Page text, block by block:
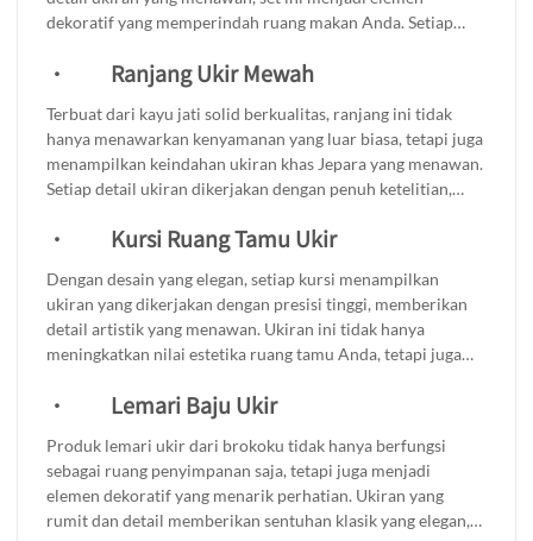
dekoratif yang memperindah ruang makan Anda. Setiap
yang berkelas, menciptakan atmosfer yang hangat dan
digunakan saat berkumpul dengan keluarga atau teman,
tetapi juga memberikan sentuhan artistik yang memikat.
Cocok untuk berbagai gaya dekorasi, dari minimalis hingga
tradisional, set meja kursi makan ini adalah pilihan tepat
· Ranjang Ukir Mewah
Terbuat dari kayu jati solid berkualitas, ranjang ini tidak
hanya menawarkan kenyamanan yang luar biasa, tetapi juga
menampilkan keindahan ukiran khas Jepara yang menawan.
Setiap detail ukiran dikerjakan dengan penuh ketelitian,
ruangan Anda. Ranjang ini bukan hanya sekadar tempat
sentuhan mewah dan gaya pada kamar tidur Anda.
· Kursi Ruang Tamu Ukir
Dengan desain yang elegan, setiap kursi menampilkan
ukiran yang dikerjakan dengan presisi tinggi, memberikan
detail artistik yang menawan. Ukiran ini tidak hanya
meningkatkan nilai estetika ruang tamu Anda, tetapi juga
diperhatikan. Daya tahan yang luar biasa dari kursi ini
kenyamanannya dalam waktu yang lama. Dengan kursi ukir
Brokoku, Anda tidak hanya mendapatkan furnitur, tetapi
juga sebuah karya seni yang akan memikat setiap tamu yang
berkunjung.
· Lemari Baju Ukir
Produk lemari ukir dari brokoku tidak hanya berfungsi
sebagai ruang penyimpanan saja, tetapi juga menjadi
elemen dekoratif yang menarik perhatian. Ukiran yang
rumit dan detail memberikan sentuhan klasik yang elegan,